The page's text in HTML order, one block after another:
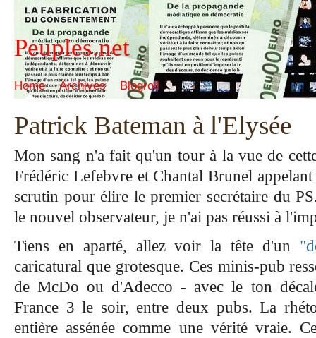
Peuples.net
Home Archives Blogroll
Patrick Bateman à l'Elysée
Mon sang n'a fait qu'un tour à la vue de
Frédéric Lefebvre et Chantal Brunel
scrutin pour élire le premier secrétaire du
le nouvel observateur, je n'ai pas réussi à
Tiens en aparté, allez voir la tête d'un
caricatural que grotesque. Ces minis-pub
de McDo ou d'Adecco - avec le ton
France 3 le soir, entre deux pubs. La
entière assénée comme une vérité vraie.